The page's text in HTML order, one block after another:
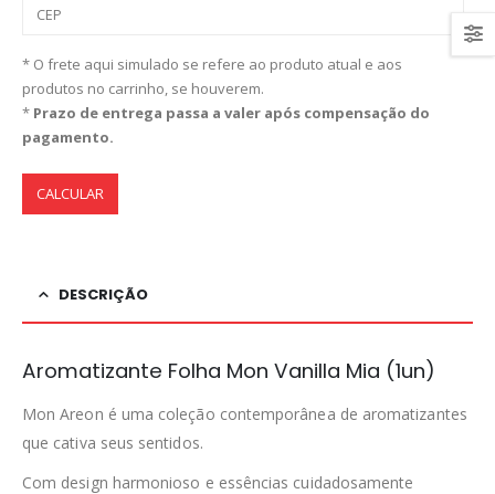
* O frete aqui simulado se refere ao produto atual e aos
produtos no carrinho, se houverem.
* Prazo de entrega passa a valer após compensação do
pagamento.
CALCULAR
DESCRIÇÃO
Aromatizante Folha Mon Vanilla Mia (1un)
Mon Areon é uma coleção contemporânea de aromatizantes
que cativa seus sentidos.
Com design harmonioso e essências cuidadosamente